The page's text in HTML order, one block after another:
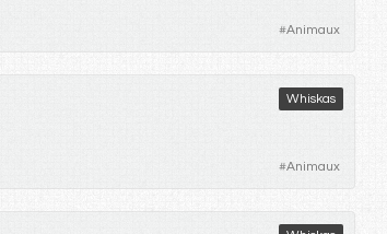
#Animaux
Whiskas
#Animaux